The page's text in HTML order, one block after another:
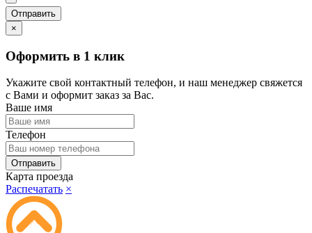
×
Оформить в 1 клик
Укажите свой контактный телефон, и наш менеджер свяжется
с Вами и оформит заказ за Вас.
Ваше имя
Телефон
Карта проезда
Распечатать ×